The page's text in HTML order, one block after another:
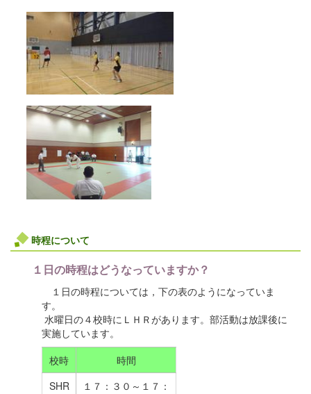
時程について
１日の時程はどうなっていますか？
１日の時程については，下の表のようになっていま
す。
水曜日の４校時にＬＨＲがあります。部活動は放課後に
実施しています。
校時
時間
SHR
１７：３０～１７：